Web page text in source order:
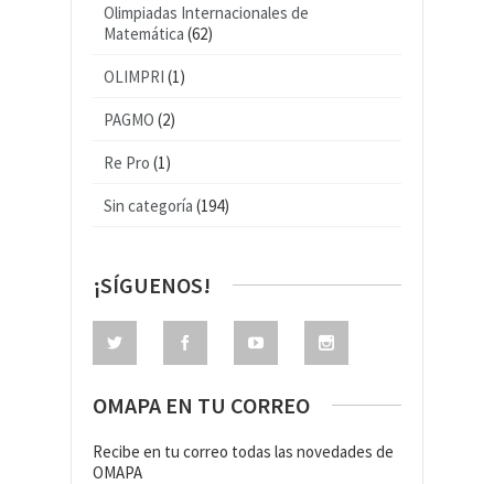
Olimpiadas Internacionales de
Matemática (62)
OLIMPRI (1)
PAGMO (2)
Re Pro (1)
Sin categoría (194)
¡SÍGUENOS!
OMAPA EN TU CORREO
Recibe en tu correo todas las novedades de
OMAPA